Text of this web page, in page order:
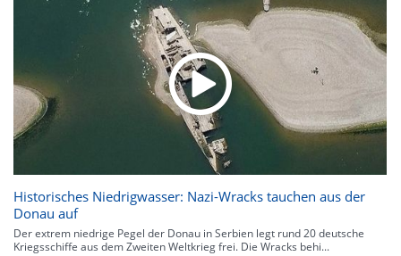
Historisches Niedrigwasser: Nazi-Wracks tauchen aus der
Donau auf
Der extrem niedrige Pegel der Donau in Serbien legt rund 20 deutsche
Kriegsschiffe aus dem Zweiten Weltkrieg frei. Die Wracks behi...